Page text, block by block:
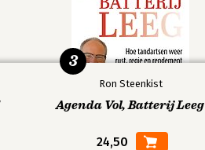
Ron Steenkist
Agenda Vol, Batterij Leeg
24,50
3